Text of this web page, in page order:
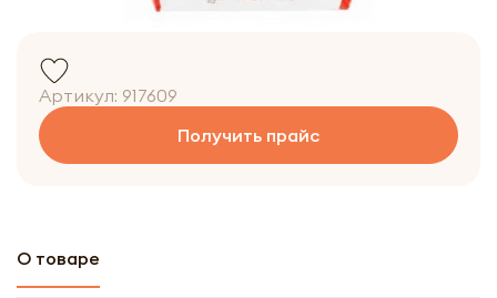
Артикул: 917609
Получить прайс
О товаре